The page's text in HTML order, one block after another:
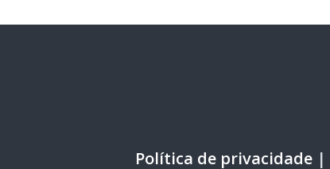
Política de privacidade|